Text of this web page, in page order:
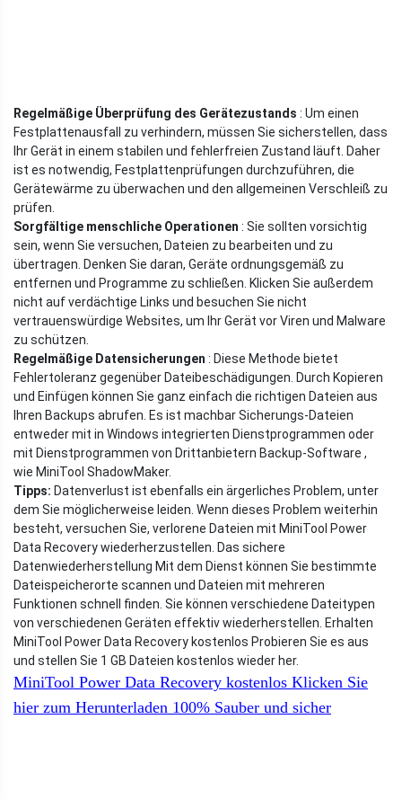
Regelmäßige Überprüfung des Gerätezustands : Um einen
Festplattenausfall zu verhindern, müssen Sie sicherstellen, dass
Ihr Gerät in einem stabilen und fehlerfreien Zustand läuft. Daher
ist es notwendig, Festplattenprüfungen durchzuführen, die
Gerätewärme zu überwachen und den allgemeinen Verschleiß zu
prüfen.
Sorgfältige menschliche Operationen : Sie sollten vorsichtig
sein, wenn Sie versuchen, Dateien zu bearbeiten und zu
übertragen. Denken Sie daran, Geräte ordnungsgemäß zu
entfernen und Programme zu schließen. Klicken Sie außerdem
nicht auf verdächtige Links und besuchen Sie nicht
vertrauenswürdige Websites, um Ihr Gerät vor Viren und Malware
zu schützen.
Regelmäßige Datensicherungen : Diese Methode bietet
Fehlertoleranz gegenüber Dateibeschädigungen. Durch Kopieren
und Einfügen können Sie ganz einfach die richtigen Dateien aus
Ihren Backups abrufen. Es ist machbar Sicherungs-Dateien
entweder mit in Windows integrierten Dienstprogrammen oder
mit Dienstprogrammen von Drittanbietern Backup-Software ,
wie MiniTool ShadowMaker.
Tipps: Datenverlust ist ebenfalls ein ärgerliches Problem, unter
dem Sie möglicherweise leiden. Wenn dieses Problem weiterhin
besteht, versuchen Sie, verlorene Dateien mit MiniTool Power
Data Recovery wiederherzustellen. Das sichere
Datenwiederherstellung Mit dem Dienst können Sie bestimmte
Dateispeicherorte scannen und Dateien mit mehreren
Funktionen schnell finden. Sie können verschiedene Dateitypen
von verschiedenen Geräten effektiv wiederherstellen. Erhalten
MiniTool Power Data Recovery kostenlos Probieren Sie es aus
und stellen Sie 1 GB Dateien kostenlos wieder her.
MiniTool Power Data Recovery kostenlos Klicken Sie
hier zum Herunterladen 100% Sauber und sicher